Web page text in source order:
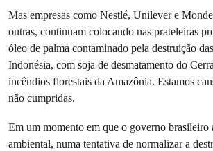
Mas empresas como Nestlé, Unilever e
outras, continuam colocando nas prateleiras
óleo de palma contaminado pela destruição
Indonésia, com soja de desmatamento do
incêndios florestais da Amazônia. Estamos
não cumpridas.
Em um momento em que o governo brasileiro
ambiental, numa tentativa de normalizar a